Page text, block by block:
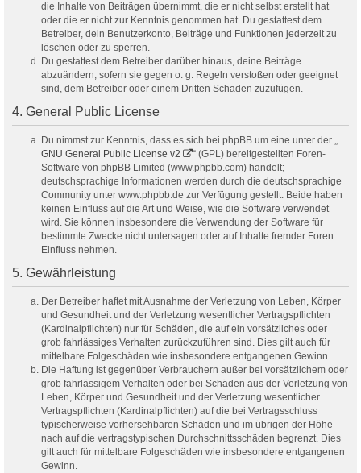
die Inhalte von Beiträgen übernimmt, die er nicht selbst erstellt hat
oder die er nicht zur Kenntnis genommen hat. Du gestattest dem
Betreiber, dein Benutzerkonto, Beiträge und Funktionen jederzeit zu
löschen oder zu sperren.
Du gestattest dem Betreiber darüber hinaus, deine Beiträge
abzuändern, sofern sie gegen o. g. Regeln verstoßen oder geeignet
sind, dem Betreiber oder einem Dritten Schaden zuzufügen.
4. General Public License
Du nimmst zur Kenntnis, dass es sich bei phpBB um eine unter der „
GNU General Public License v2
“ (GPL) bereitgestellten Foren-
Software von phpBB Limited (www.phpbb.com) handelt;
deutschsprachige Informationen werden durch die deutschsprachige
Community unter www.phpbb.de zur Verfügung gestellt. Beide haben
keinen Einfluss auf die Art und Weise, wie die Software verwendet
wird. Sie können insbesondere die Verwendung der Software für
bestimmte Zwecke nicht untersagen oder auf Inhalte fremder Foren
Einfluss nehmen.
5. Gewährleistung
Der Betreiber haftet mit Ausnahme der Verletzung von Leben, Körper
und Gesundheit und der Verletzung wesentlicher Vertragspflichten
(Kardinalpflichten) nur für Schäden, die auf ein vorsätzliches oder
grob fahrlässiges Verhalten zurückzuführen sind. Dies gilt auch für
mittelbare Folgeschäden wie insbesondere entgangenen Gewinn.
Die Haftung ist gegenüber Verbrauchern außer bei vorsätzlichem oder
grob fahrlässigem Verhalten oder bei Schäden aus der Verletzung von
Leben, Körper und Gesundheit und der Verletzung wesentlicher
Vertragspflichten (Kardinalpflichten) auf die bei Vertragsschluss
typischerweise vorhersehbaren Schäden und im übrigen der Höhe
nach auf die vertragstypischen Durchschnittsschäden begrenzt. Dies
gilt auch für mittelbare Folgeschäden wie insbesondere entgangenen
Gewinn.